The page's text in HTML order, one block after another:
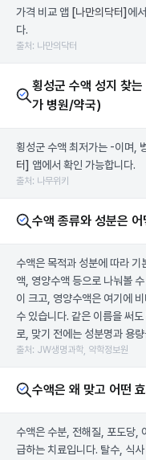
가격 비교 앱 [나만의닥터] 에
다.
출처: 나만의닥터
횡성군 수액 성지 찾
가 병원/약국)
횡성군 수액 최저가는 -이며,
터] 앱에서 확인 가능합니다.
출처: 나무위키
수액 종류와 성분은
수액은 목적과 성분에 따라
액, 영양수액 등으로 나눠볼
이 크고, 영양수액은 여기에
수 있습니다. 같은 이름을 써
로, 맞기 전에는 성분명과 용
출처: JW생명과학, 약학정보원
수액은 왜 맞고 어떤
수액은 수분, 전해질, 포도당,
급하는 치료입니다. 탈수, 식